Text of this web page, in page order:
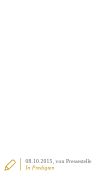
08.10.2015 , von Pressestelle
In Predigten